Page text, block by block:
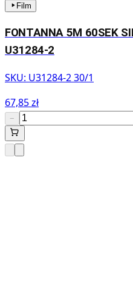
Film
FONTANNA 5M 60SEK
U31284-2
SKU: U31284-2 30/1
67,85 zł
−